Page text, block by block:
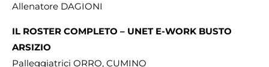
Allenatore DAGIONI
IL ROSTER COMPLETO – UNET E-WORK BUSTO
ARSIZIO
Palleggiatrici ORRO, CUMINO